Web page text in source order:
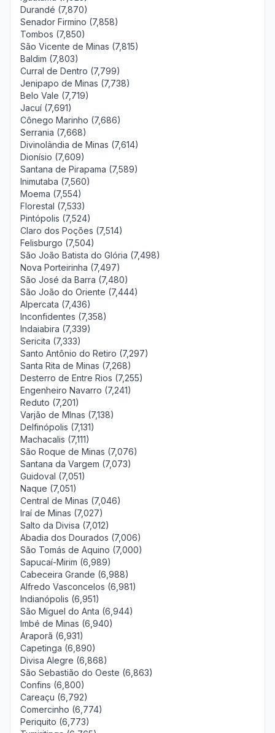
Durandé (7,870)
Senador Firmino (7,858)
Tombos (7,850)
São Vicente de Minas (7,815)
Baldim (7,803)
Curral de Dentro (7,799)
Jenipapo de Minas (7,738)
Belo Vale (7,719)
Jacuí (7,691)
Cônego Marinho (7,686)
Serrania (7,668)
Divinolândia de Minas (7,614)
Dionísio (7,609)
Santana de Pirapama (7,589)
Inimutaba (7,560)
Moema (7,554)
Florestal (7,533)
Pintópolis (7,524)
Claro dos Poções (7,514)
Felisburgo (7,504)
São João Batista do Glória (7,498)
Nova Porteirinha (7,497)
São José da Barra (7,480)
São João do Oriente (7,444)
Alpercata (7,436)
Inconfidentes (7,358)
Indaiabira (7,339)
Sericita (7,333)
Santo Antônio do Retiro (7,297)
Santa Rita de Minas (7,268)
Desterro de Entre Rios (7,255)
Engenheiro Navarro (7,241)
Reduto (7,201)
Varjão de MInas (7,138)
Delfinópolis (7,131)
Machacalis (7,111)
São Roque de Minas (7,076)
Santana da Vargem (7,073)
Guidoval (7,051)
Naque (7,051)
Central de Minas (7,046)
Iraí de Minas (7,027)
Salto da Divisa (7,012)
Abadia dos Dourados (7,006)
São Tomás de Aquino (7,000)
Sapucaí-Mirim (6,989)
Cabeceira Grande (6,988)
Alfredo Vasconcelos (6,981)
Indianópolis (6,951)
São Miguel do Anta (6,944)
Imbé de Minas (6,940)
Araporã (6,931)
Capetinga (6,890)
Divisa Alegre (6,868)
São Sebastião do Oeste (6,863)
Confins (6,800)
Careaçu (6,792)
Comercinho (6,774)
Periquito (6,773)